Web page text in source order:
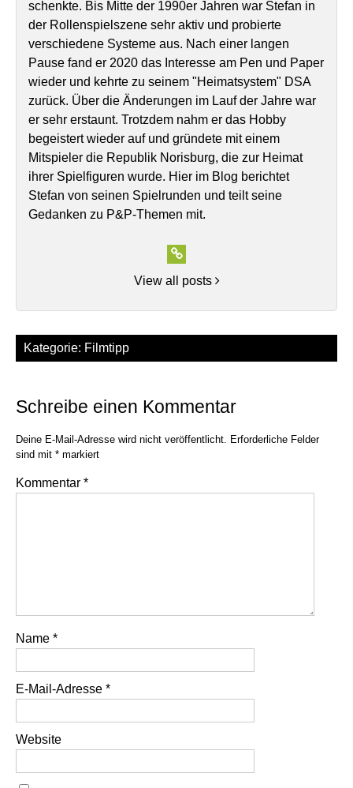
schenkte. Bis Mitte der 1990er Jahren war Stefan in
der Rollenspielszene sehr aktiv und probierte
verschiedene Systeme aus. Nach einer langen
Pause fand er 2020 das Interesse am Pen und Paper
wieder und kehrte zu seinem "Heimatsystem" DSA
zurück. Über die Änderungen im Lauf der Jahre war
er sehr erstaunt. Trotzdem nahm er das Hobby
begeistert wieder auf und gründete mit einem
Mitspieler die Republik Norisburg, die zur Heimat
ihrer Spielfiguren wurde. Hier im Blog berichtet
Stefan von seinen Spielrunden und teilt seine
Gedanken zu P&P-Themen mit.
View all posts
Kategorie: Filmtipp
Schreibe einen Kommentar
Deine E-Mail-Adresse wird nicht veröffentlicht. Erforderliche Felder
sind mit * markiert
Kommentar *
Name *
E-Mail-Adresse *
Website